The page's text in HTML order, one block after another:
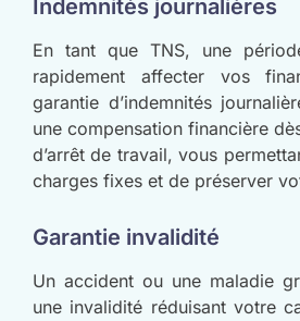
Indemnités journalières
En tant que TNS, une
rapidement affecter vos
garantie d’indemnités
une compensation financière
d’arrêt de travail, vous
charges fixes et de préserver
Garantie invalidité
Un accident ou une maladie
une invalidité réduisant votre